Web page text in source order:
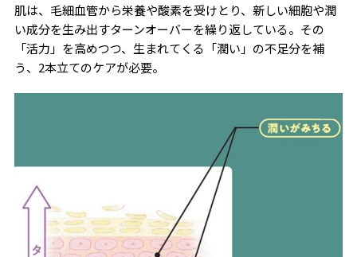
肌は、毛細血管から栄養や酸素を受けとり、新しい細胞や潤
い成分を生み出すターンオーバーを繰り返している。その
「活力」を高めつつ、生まれてくる「潤い」の不足分を補
う、2本立てのケアが必要。